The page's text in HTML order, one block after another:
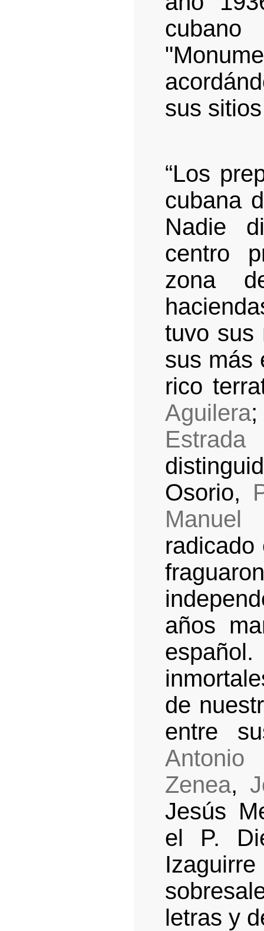
sus
“Los
cubana
Nadie
centro
zona
tuvo sus
sus más
rico
Aguilera
Estrada
Osorio,
Manuel
radicado
años
de
entre
Antonio
Zenea,
Jesús
el P.
letras y